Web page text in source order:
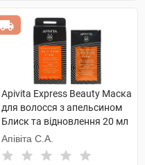
Apivita Express Beauty Маска
для волосся з апельсином
Блиск та відновлення 20 мл
1 пакет
Апівіта С.А.